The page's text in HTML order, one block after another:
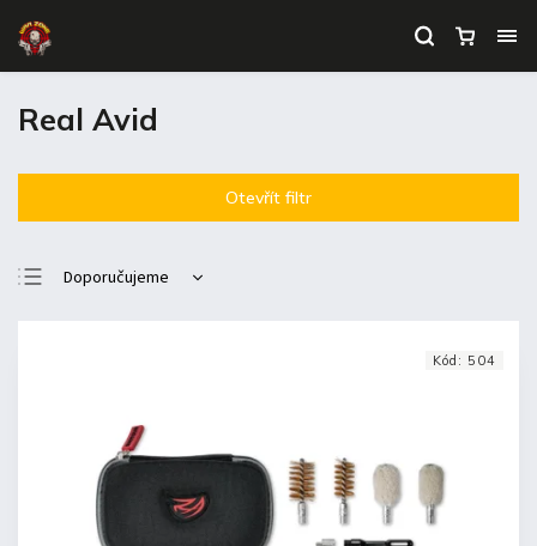
Real Avid
Otevřít filtr
Doporučujeme
Abecedně
Kód: 504